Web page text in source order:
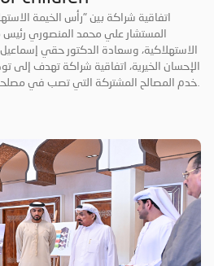
اتفاقية شراكة بين "رأس الخيمة
المستشار علي محمد المنصوري
الاستهلاكية، وسعادة الدكتور حقي إسماعيل
الإحسان الخيرية، اتفاقية شراكة تهدف إلى
يخدم المصالح المشتركة التي تصب في مصلحة
المحتاجة والمتعففة ودعم الحالات